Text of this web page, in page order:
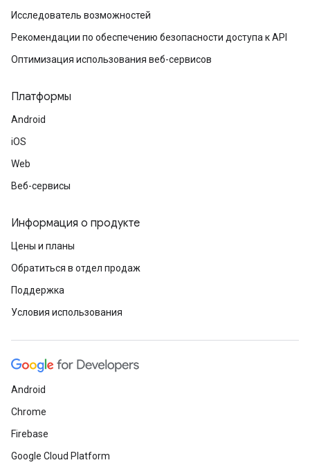
Исследователь возможностей
Рекомендации по обеспечению безопасности доступа к API
Оптимизация использования веб-сервисов
Платформы
Android
iOS
Web
Веб-сервисы
Информация о продукте
Цены и планы
Обратиться в отдел продаж
Поддержка
Условия использования
Android
Chrome
Firebase
Google Cloud Platform